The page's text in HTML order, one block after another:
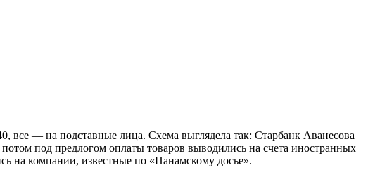
— на подставные лица. Схема выглядела так: Старбанк Аванесова
под предлогом оплаты товаров выводились на счета иностранных
на компании, известные по «Панамскому досье».